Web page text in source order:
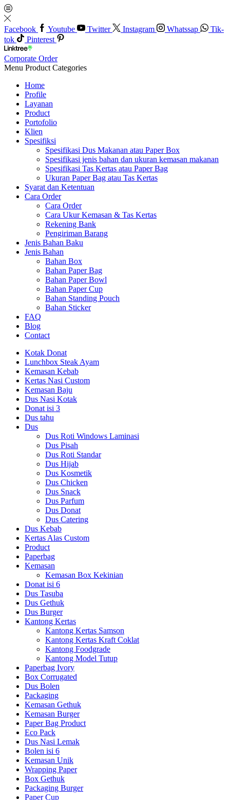
Facebook Youtube Twitter Instagram Whatssap
Tik-
tok
Pinterest
Corporate Order
Menu Product Categories
Home
Profile
Layanan
Product
Portofolio
Klien
Spesifiksi
Spesifikasi Dus Makanan atau Paper Box
Spesifikasi jenis bahan dan ukuran kemasan makanan
Spesifikasi Tas Kertas atau Paper Bag
Ukuran Paper Bag atau Tas Kertas
Syarat dan Ketentuan
Cara Order
Cara Order
Cara Ukur Kemasan & Tas Kertas
Rekening Bank
Pengiriman Barang
Jenis Bahan Baku
Jenis Bahan
Bahan Box
Bahan Paper Bag
Bahan Paper Bowl
Bahan Paper Cup
Bahan Standing Pouch
Bahan Sticker
FAQ
Blog
Contact
Kotak Donat
Lunchbox Steak Ayam
Kemasan Kebab
Kertas Nasi Custom
Kemasan Baju
Dus Nasi Kotak
Donat isi 3
Dus tahu
Dus
Dus Roti Windows Laminasi
Dus Pisah
Dus Roti Standar
Dus Hijab
Dus Kosmetik
Dus Chicken
Dus Snack
Dus Parfum
Dus Donat
Dus Catering
Dus Kebab
Kertas Alas Custom
Product
Paperbag
Kemasan
Kemasan Box Kekinian
Donat isi 6
Dus Tasuba
Dus Gethuk
Dus Burger
Kantong Kertas
Kantong Kertas Samson
Kantong Kertas Kraft Coklat
Kantong Foodgrade
Kantong Model Tutup
Paperbag Ivory
Box Corrugated
Dus Bolen
Packaging
Kemasan Gethuk
Kemasan Burger
Paper Bag Product
Eco Pack
Dus Nasi Lemak
Bolen isi 6
Kemasan Unik
Wrapping Paper
Box Gethuk
Packaging Burger
Paper Cup